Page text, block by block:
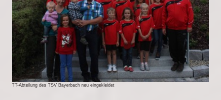
TT-Abteilung des TSV Bayerbach neu eingekleidet